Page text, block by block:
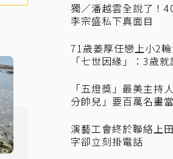
獨／潘越雲全說了！
李宗盛私下真面目
71歲姜厚任戀上小2
「七世因緣」：3歲
「五燈獎」最美主持
分帥兒」要百萬名畫
演藝工會終於聯絡上
字卻立刻掛電話